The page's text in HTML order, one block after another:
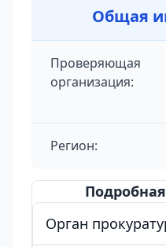
Общая
Проверяющая
организация:
Регион:
Орган